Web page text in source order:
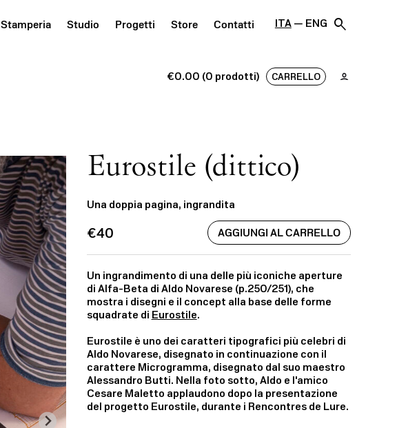
Stamperia Studio Progetti Store Contatti ITA ENG search
€0.00 (0 prodotti) CARRELLO
Eurostile (dittico)
Una doppia pagina, ingrandita
€40
Un ingrandimento di una delle più iconiche aperture
di Alfa-Beta di Aldo Novarese (p.250/251), che
mostra i disegni e il concept alla base delle forme
squadrate di Eurostile.
Eurostile è uno dei caratteri tipografici più celebri di
Aldo Novarese, disegnato in continuazione con il
carattere Microgramma, disegnato dal suo maestro
Alessandro Butti. Nella foto sotto, Aldo e l'amico
Cesare Maletto applaudono dopo la presentazione
del progetto Eurostile, durante i Rencontres de Lure.